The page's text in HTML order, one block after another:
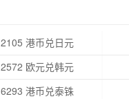
2105 港币兑日元
2572 欧元兑韩元
6293 港币兑泰铢